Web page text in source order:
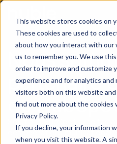
This website stores cookies on
These cookies are used to
about how you interact with our
us to remember you. We use
order to improve and customize
experience and for analytics
visitors both on this website and
find out more about the cookies
Privacy Policy.
If you decline, your information
when you visit this website. A
Nous
partenaire
de
Solutions HubSpot expertes
des opérations